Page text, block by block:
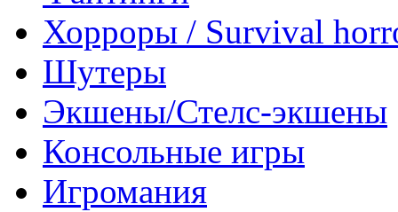
Хорроры / Survival
Шутеры
Экшены/Стелс-экшены
Консольные игры
Игромания